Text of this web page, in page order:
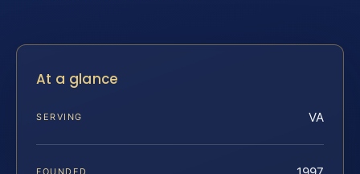
At a glance
SERVING VA
FOUNDED